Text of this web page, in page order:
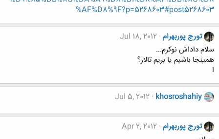
%AF%D8%9F?p=5268603#post5268603
تورج پوربهرام Jul 18, 2012
سلام داداش نوکرم...
همینجا باشیم یا بریم تالار؟
ا
khosroshahiy
Jul 5, 2012
تورج پوربهرام Apr 2, 2012